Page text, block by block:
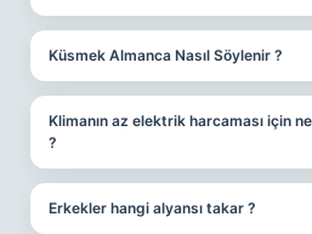
Küsmek Almanca Nasıl Söylenir ?
Klimanın az elektrik harcaması için
?
Erkekler hangi alyansı takar ?